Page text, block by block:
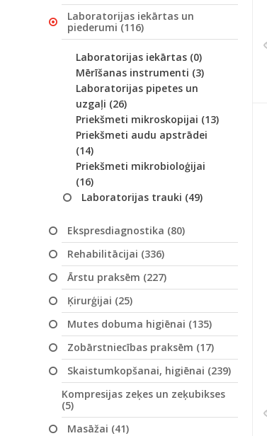
Laboratorijas iekārtas un
piederumi (116)
Laboratorijas iekārtas (0)
Mērīšanas instrumenti (3)
Laboratorijas pipetes un
uzgaļi (26)
Priekšmeti mikroskopijai (13)
Priekšmeti audu apstrādei
(14)
Priekšmeti mikrobioloģijai
(16)
Laboratorijas trauki (49)
Ekspresdiagnostika (80)
Rehabilitācijai (336)
Ārstu praksēm (227)
Ķirurģijai (25)
Mutes dobuma higiēnai (135)
Zobārstniecības praksēm (17)
Skaistumkopšanai, higiēnai (239)
Kompresijas zeķes un zeķubikses
(5)
Masāžai (41)